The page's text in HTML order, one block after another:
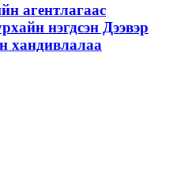
агентлагаас
нэгдсэн Дээвэр
хандивлалаа